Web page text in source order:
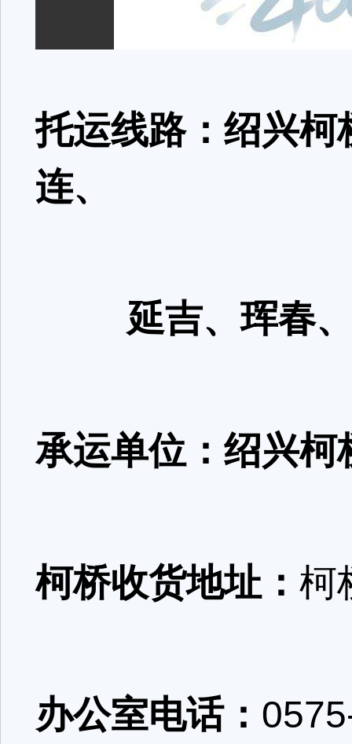
托运线路：绍兴
连、
延吉、珲春、
承运单位：绍兴
柯桥收货地址： 柯
办公室电话：